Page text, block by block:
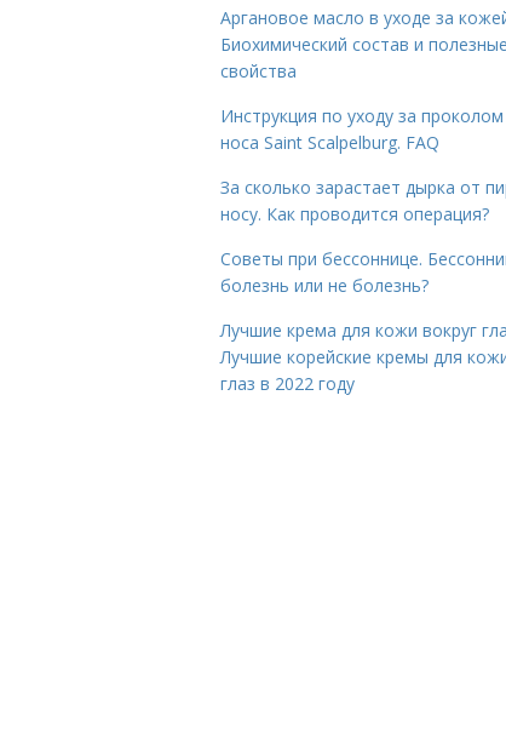
Аргановое масло в уходе за
Биохимический состав и полезные
свойства
Инструкция по уходу за
носа Saint Scalpelburg. FAQ
За сколько зарастает дырка от
носу. Как проводится операция?
Советы при бессоннице.
болезнь или не болезнь?
Лучшие крема для кожи вокруг
Лучшие корейские кремы для
глаз в 2022 году